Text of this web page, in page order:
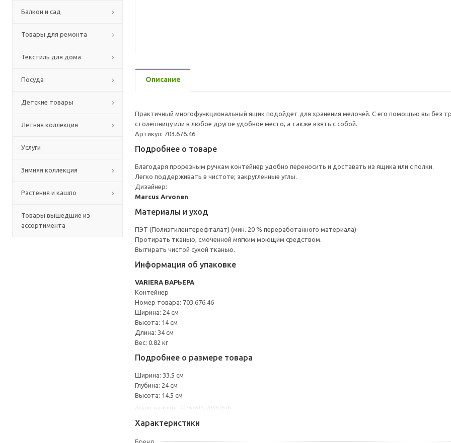
Балкон и сад
Товары для ремонта
Текстиль для дома
Посуда
Детские товары
Летняя коллекция
Услуги
Зимняя коллекция
Растения и кашпо
Товары вышедшие из
ассортимента
Описание
Практичный многофункциональный ящик подойдет для хранения мелочей. С его помощью вы без
столешницу или в любое другое удобное место, а также взять с собой.
Артикул: 703.676.46
Подробнее о товаре
Благодаря прорезным ручкам контейнер удобно переносить и доставать из ящика или с полки.
Легко поддерживать в чистоте; закругленные углы.
Дизайнер:
Marcus Arvonen
Материалы и уход
ПЭТ (Полиэтилентерефталат) (мин. 20 % переработанного материала)
Протирать тканью, смоченной мягким моющим средством.
Вытирать чистой сухой тканью.
Информация об упаковке
VARIERA ВАРЬЕРА
Контейнер
Номер товара: 703.676.46
Ширина: 24 см
Высота: 14 см
Длина: 34 см
Вес: 0.82 кг
Подробнее о размере товара
Ширина: 33.5 см
Глубина: 24 см
Высота: 14.5 см
Характеристики
Бренд